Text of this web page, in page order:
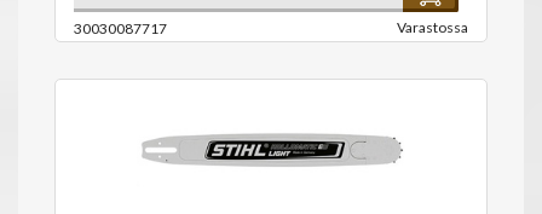
30030087717 Varastossa